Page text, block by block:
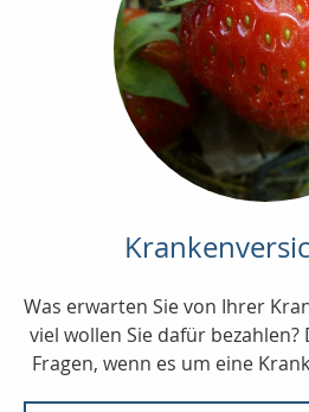
Was erwarten Sie von Ihrer
viel wollen Sie dafür
Fragen, wenn es um eine